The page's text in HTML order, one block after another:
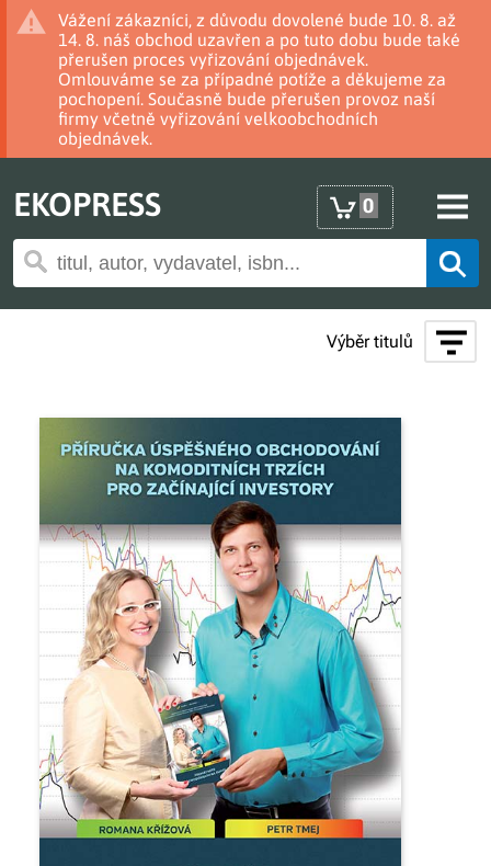
Vážení zákazníci, z důvodu dovolené bude 10. 8. až
14. 8. náš obchod uzavřen a po tuto dobu bude také
přerušen proces vyřizování objednávek.
Omlouváme se za případné potíže a děkujeme za
pochopení. Současně bude přerušen provoz naší
firmy včetně vyřizování velkoobchodních
objednávek.
EKOPRESS 0
Výběr titulů